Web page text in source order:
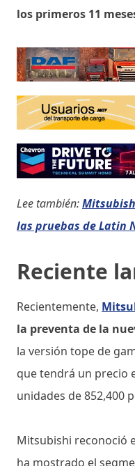
los primeros 11
Lee también:
las pruebas de Latin
Reciente
Recientemente,
la preventa de la
la versión tope de
que tendrá un precio
unidades de 852,400
Mitsubishi reconoció
ha mostrado el